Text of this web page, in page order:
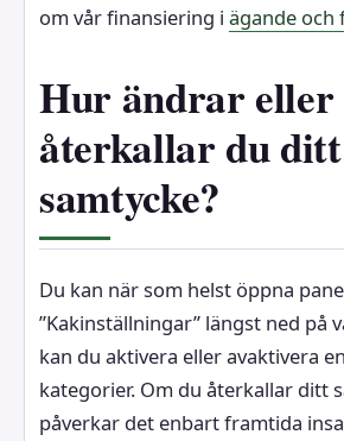
om vår finansiering i ägande och
Hur ändrar eller
återkallar du ditt
samtycke?
Du kan när som helst öppna
”Kakinställningar” längst ned på
kan du aktivera eller avaktivera
kategorier. Om du återkallar ditt
påverkar det enbart framtida